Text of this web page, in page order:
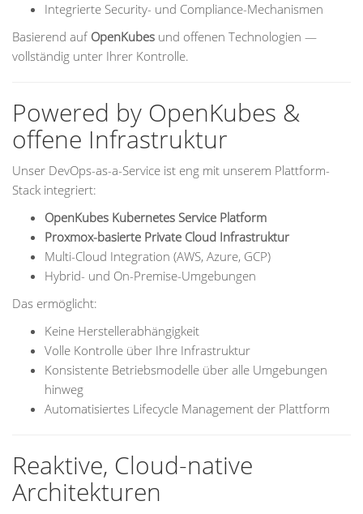
Integrierte Security- und Compliance-Mechanismen
Basierend auf OpenKubes und offenen Technologien —
vollständig unter Ihrer Kontrolle.
Powered by OpenKubes &
offene Infrastruktur
Unser DevOps-as-a-Service ist eng mit unserem Plattform-
Stack integriert:
OpenKubes Kubernetes Service Platform
Proxmox-basierte Private Cloud Infrastruktur
Multi-Cloud Integration (AWS, Azure, GCP)
Hybrid- und On-Premise-Umgebungen
Das ermöglicht:
Keine Herstellerabhängigkeit
Volle Kontrolle über Ihre Infrastruktur
Konsistente Betriebsmodelle über alle Umgebungen
hinweg
Automatisiertes Lifecycle Management der Plattform
Reaktive, Cloud-native
Architekturen